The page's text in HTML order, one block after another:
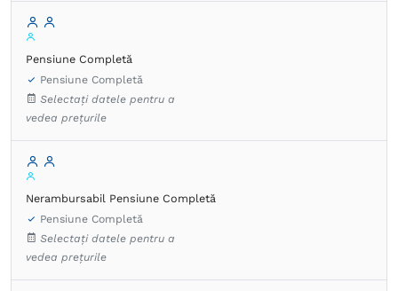
Pensiune Completă
Pensiune Completă
Selectați datele pentru a
vedea prețurile
Nerambursabil Pensiune Completă
Pensiune Completă
Selectați datele pentru a
vedea prețurile